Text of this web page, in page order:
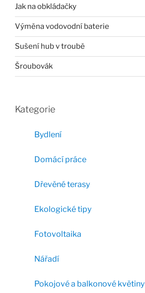
Jak na obkládačky
Výměna vodovodní baterie
Sušení hub v troubě
Šroubovák
Kategorie
Bydlení
Domácí práce
Dřevěné terasy
Ekologické tipy
Fotovoltaika
Nářadí
Pokojové a balkonové květiny